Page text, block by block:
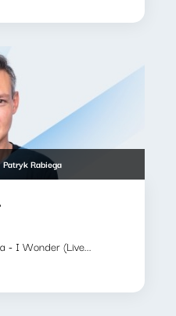
Patryk Rabiega
- I Wonder (Live...